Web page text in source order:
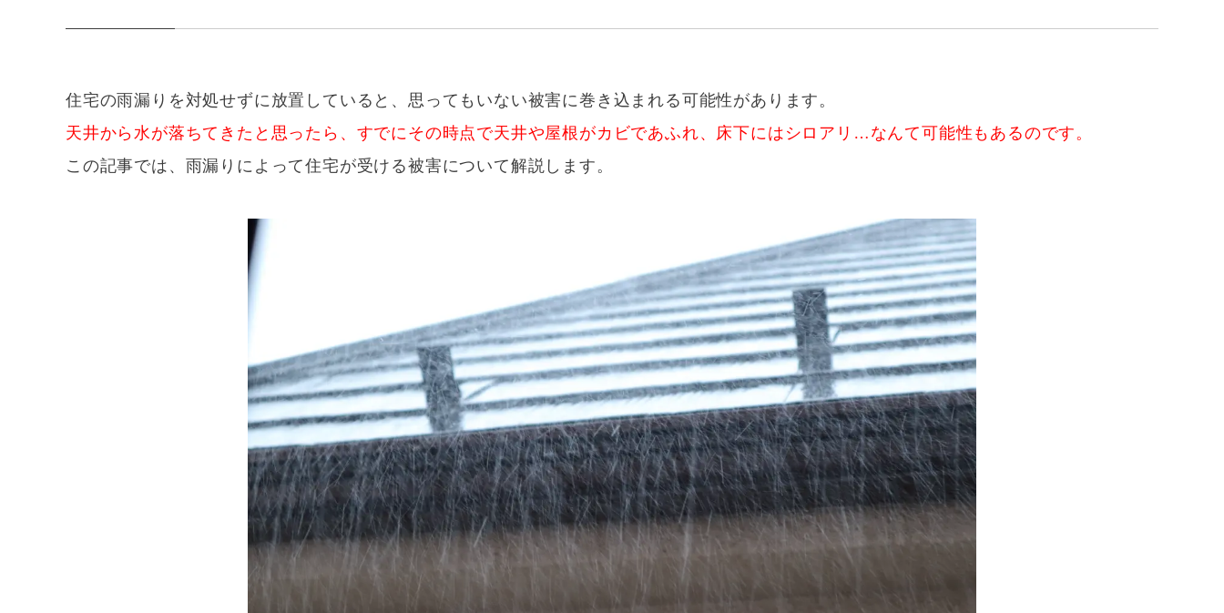
住宅の雨漏りを対処せずに放置していると、思ってもいない被害に巻き込まれる可能性があります。
天井から水が落ちてきたと思ったら、すでにその時点で天井や屋根がカビであふれ、床下にはシロアリ…なんて可能性もあるのです。
この記事では、雨漏りによって住宅が受ける被害について解説します。